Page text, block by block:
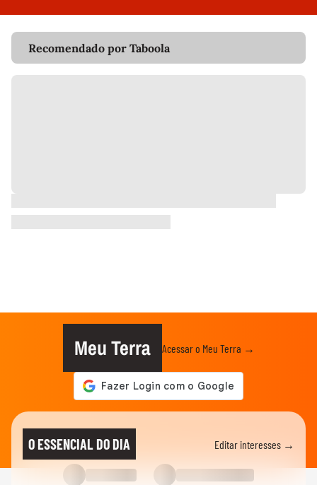
Recomendado por Taboola
Meu Terra Acessar o Meu Terra →
O ESSENCIAL DO DIA Editar interesses →